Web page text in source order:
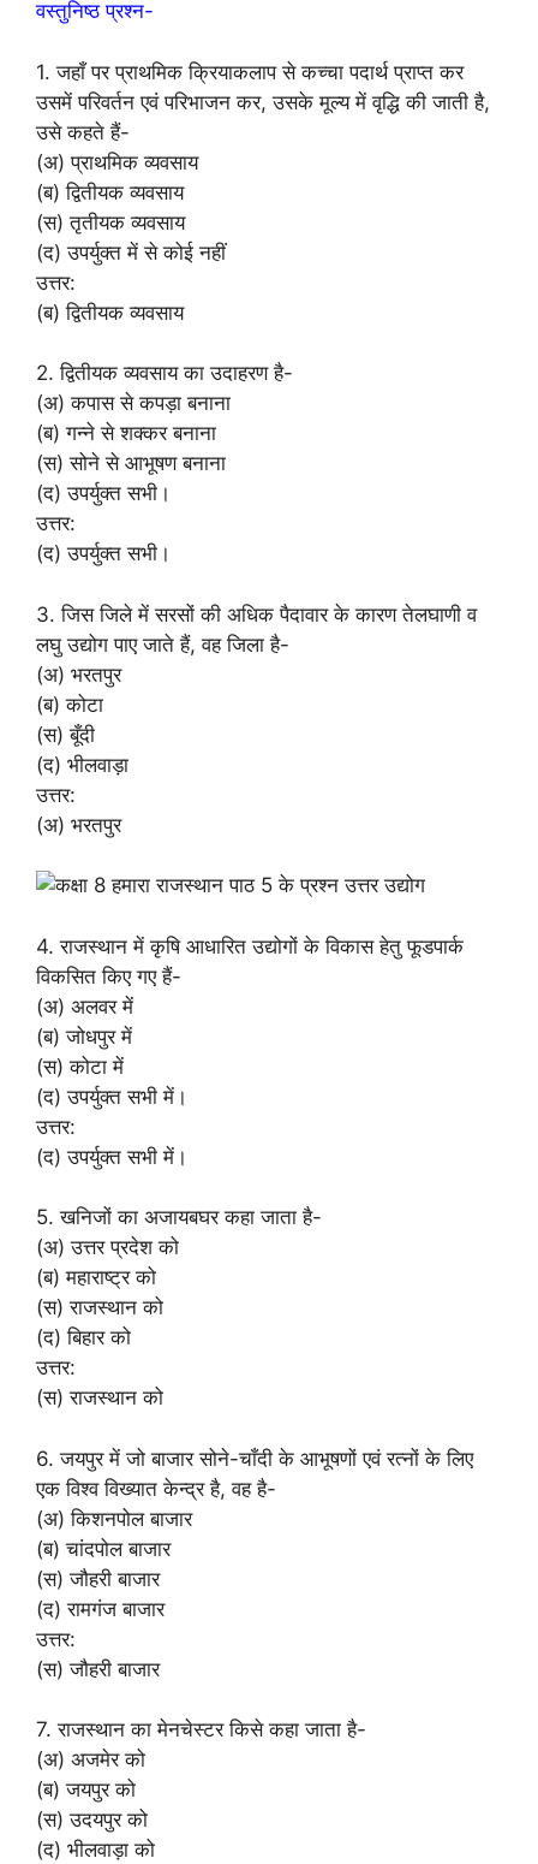
वस्तुनिष्ठ प्रश्न-
1. जहाँ पर प्राथमिक क्रियाकलाप से कच्चा पदार्थ प्राप्त कर
उसमें परिवर्तन एवं परिभाजन कर, उसके मूल्य में वृद्धि की जाती है,
उसे कहते हैं-
(अ) प्राथमिक व्यवसाय
(ब) द्वितीयक व्यवसाय
(स) तृतीयक व्यवसाय
(द) उपर्युक्त में से कोई नहीं
उत्तर:
(ब) द्वितीयक व्यवसाय
2. द्वितीयक व्यवसाय का उदाहरण है-
(अ) कपास से कपड़ा बनाना
(ब) गन्ने से शक्कर बनाना
(स) सोने से आभूषण बनाना
(द) उपर्युक्त सभी।
उत्तर:
(द) उपर्युक्त सभी।
3. जिस जिले में सरसों की अधिक पैदावार के कारण तेलघाणी व
लघु उद्योग पाए जाते हैं, वह जिला है-
(अ) भरतपुर
(ब) कोटा
(स) बूँदी
(द) भीलवाड़ा
उत्तर:
(अ) भरतपुर
4. राजस्थान में कृषि आधारित उद्योगों के विकास हेतु फूडपार्क
विकसित किए गए हैं-
(अ) अलवर में
(ब) जोधपुर में
(स) कोटा में
(द) उपर्युक्त सभी में।
उत्तर:
(द) उपर्युक्त सभी में।
5. खनिजों का अजायबघर कहा जाता है-
(अ) उत्तर प्रदेश को
(ब) महाराष्ट्र को
(स) राजस्थान को
(द) बिहार को
उत्तर:
(स) राजस्थान को
6. जयपुर में जो बाजार सोने-चाँदी के आभूषणों एवं रत्नों के लिए
एक विश्व विख्यात केन्द्र है, वह है-
(अ) किशनपोल बाजार
(ब) चांदपोल बाजार
(स) जौहरी बाजार
(द) रामगंज बाजार
उत्तर:
(स) जौहरी बाजार
7. राजस्थान का मेनचेस्टर किसे कहा जाता है-
(अ) अजमेर को
(ब) जयपुर को
(स) उदयपुर को
(द) भीलवाड़ा को